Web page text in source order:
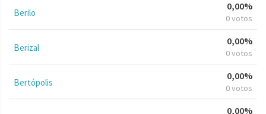
Berilo
0,00%
0 votos
Berizal
0,00%
0 votos
Bertópolis
0,00%
0 votos
0,00%